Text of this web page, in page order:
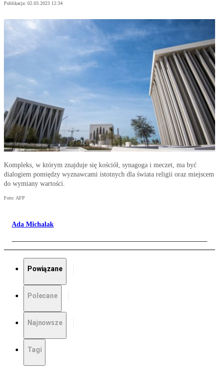
Publikacja: 02.03.2023 12:34
Kompleks, w którym znajduje się kościół, synagoga i meczet, ma być
dialogiem pomiędzy wyznawcami istotnych dla świata religii oraz miejscem
do wymiany wartości.
Foto: AFP
Ada Michalak
Powiązane
Polecane
Najnowsze
Tagi